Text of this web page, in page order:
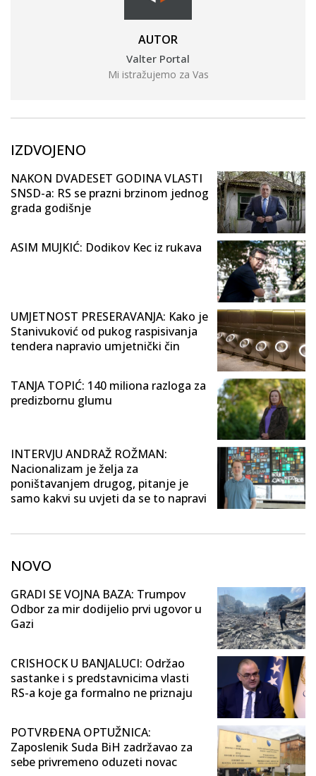
AUTOR
Valter Portal
Mi istražujemo za Vas
IZDVOJENO
NAKON DVADESET GODINA VLASTI
SNSD-a: RS se prazni brzinom jednog
grada godišnje
ASIM MUJKIĆ: Dodikov Kec iz rukava
UMJETNOST PRESERAVANJA: Kako je
Stanivuković od pukog raspisivanja
tendera napravio umjetnički čin
TANJA TOPIĆ: 140 miliona razloga za
predizbornu glumu
INTERVJU ANDRAŽ ROŽMAN:
Nacionalizam je želja za
poništavanjem drugog, pitanje je
samo kakvi su uvjeti da se to napravi
NOVO
GRADI SE VOJNA BAZA: Trumpov
Odbor za mir dodijelio prvi ugovor u
Gazi
CRISHOCK U BANJALUCI: Održao
sastanke i s predstavnicima vlasti
RS-a koje ga formalno ne priznaju
POTVRĐENA OPTUŽNICA:
Zaposlenik Suda BiH zadržavao za
sebe privremeno oduzeti novac